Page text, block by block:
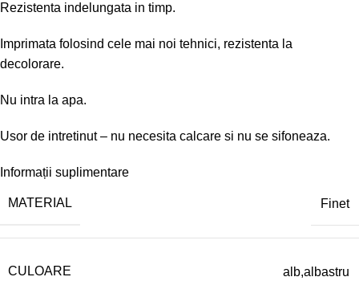
Rezistenta indelungata in timp.
Imprimata folosind cele mai noi tehnici, rezistenta la
decolorare.
Nu intra la apa.
Usor de intretinut – nu necesita calcare si nu se sifoneaza.
Informații suplimentare
MATERIAL Finet
CULOARE alb,albastru